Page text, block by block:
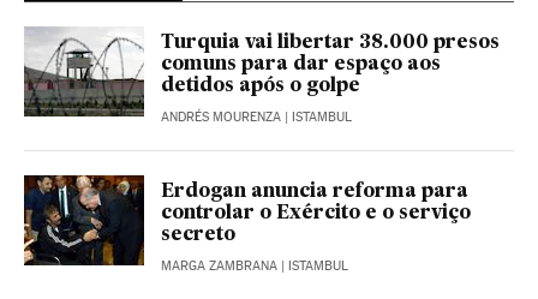
Turquia vai libertar 38.000 presos
comuns para dar espaço aos
detidos após o golpe
ANDRÉS MOURENZA | ISTAMBUL
Erdogan anuncia reforma para
controlar o Exército e o serviço
secreto
MARGA ZAMBRANA | ISTAMBUL